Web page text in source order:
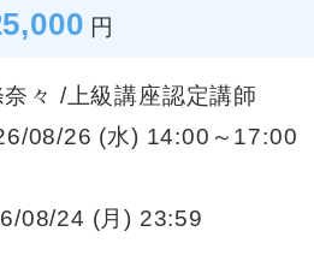
円
々 /上級講座認定講師
08/26 (水) 14:00～17:00
08/24 (月) 23:59